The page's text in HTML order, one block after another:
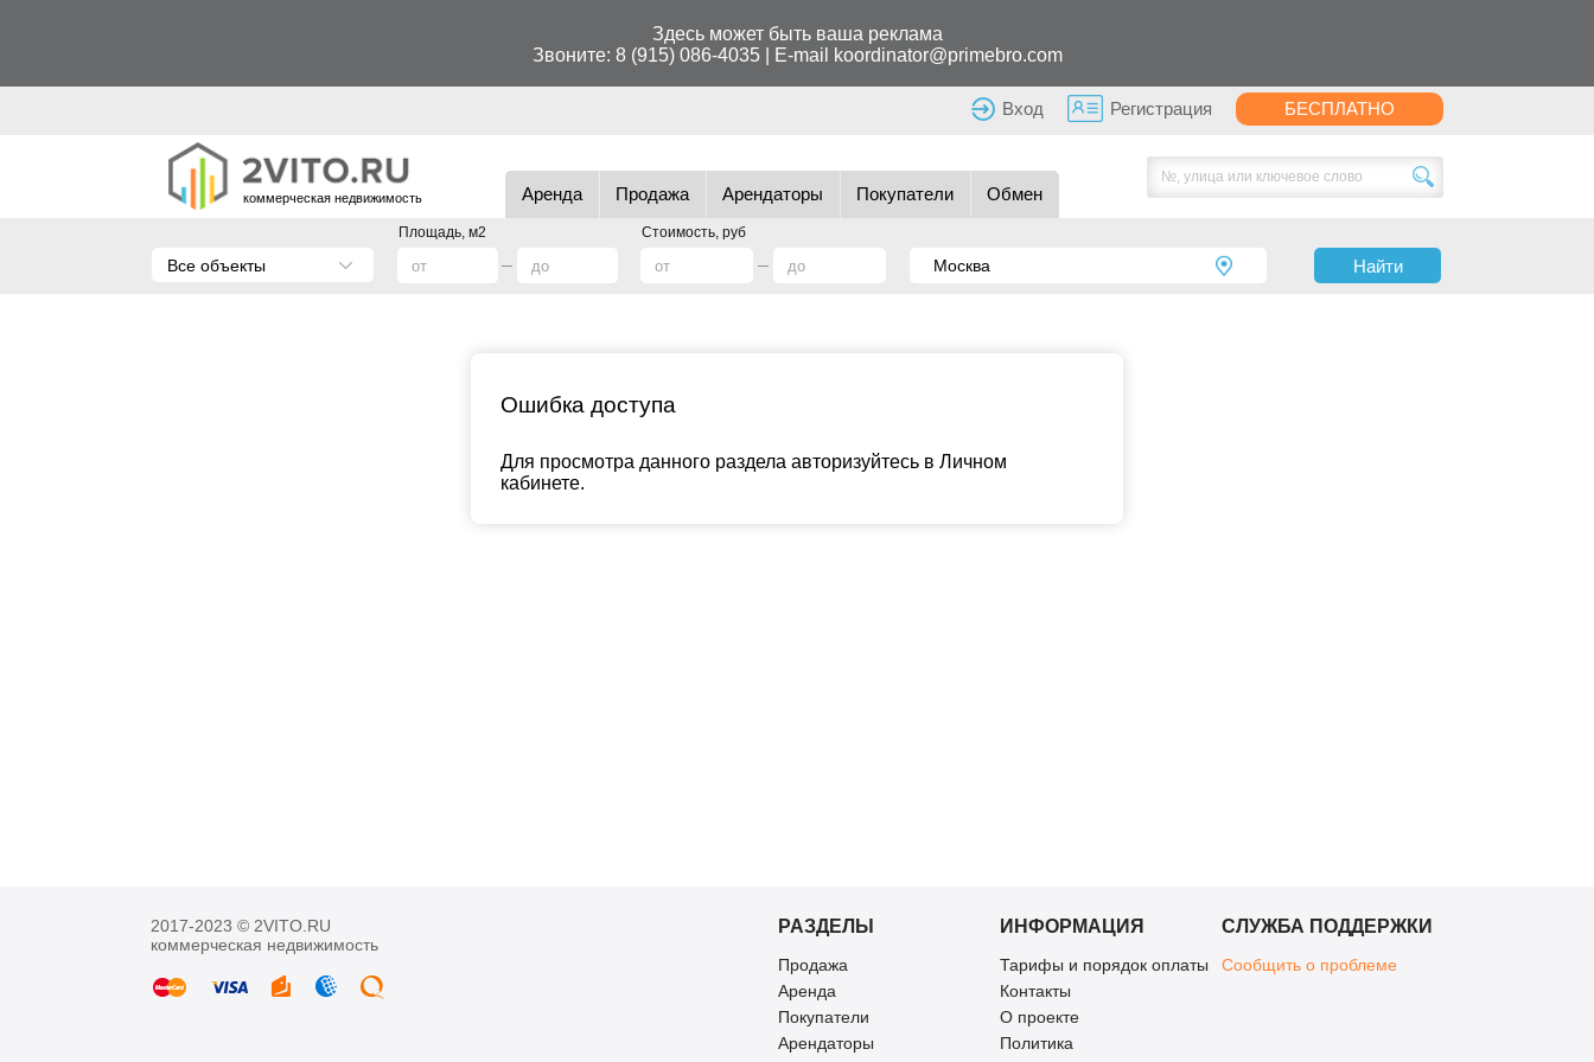
Здесь может быть ваша реклама
Звоните: 8 (915) 086-4035| E-mail koordinator@primebro.com
Вход Регистрация БЕСПЛАТНО
коммерческая недвижимость Аренда Продажа Арендаторы Покупатели Обмен
Площадь, м2 Стоимость, руб
Все объекты Найти
Ошибка доступа
Для просмотра данного раздела авторизуйтесь в Личном
кабинете.
2017-2023 © 2VITO.RU
коммерческая недвижимость
РАЗДЕЛЫ
Продажа
Аренда
Покупатели
Арендаторы
ИНФОРМАЦИЯ
Тарифы и порядок оплаты
Контакты
О проекте
Политика
СЛУЖБА ПОДДЕРЖКИ
Сообщить о проблеме